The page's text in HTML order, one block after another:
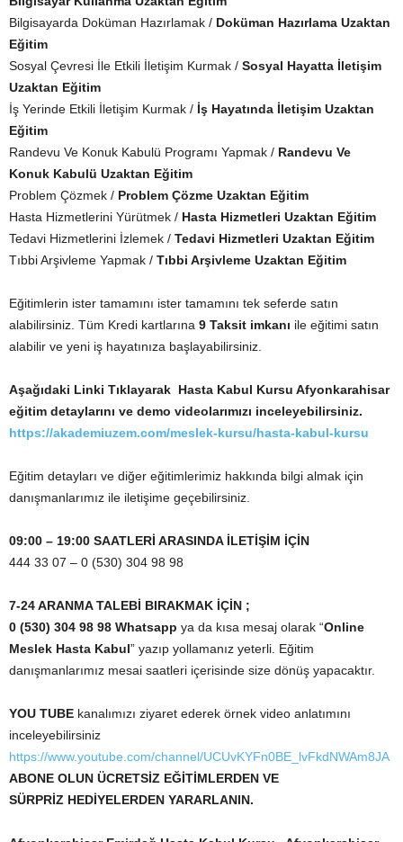
Bilgisayarda Doküman Hazırlamak / Doküman Hazırlama Uzaktan
Eğitim
Sosyal Çevresi İle Etkili İletişim Kurmak / Sosyal Hayatta İletişim
Uzaktan Eğitim
İş Yerinde Etkili İletişim Kurmak / İş Hayatında İletişim Uzaktan
Eğitim
Randevu Ve Konuk Kabulü Programı Yapmak / Randevu Ve
Konuk Kabulü Uzaktan Eğitim
Problem Çözmek / Problem Çözme Uzaktan Eğitim
Hasta Hizmetlerini Yürütmek / Hasta Hizmetleri Uzaktan Eğitim
Tedavi Hizmetlerini İzlemek / Tedavi Hizmetleri Uzaktan Eğitim
Tıbbi Arşivleme Yapmak / Tıbbi Arşivleme Uzaktan Eğitim
Eğitimlerin ister tamamını ister tamamını tek seferde satın
alabilirsiniz. Tüm Kredi kartlarına 9 Taksit imkanı ile eğitimi satın
alabilir ve yeni iş hayatınıza başlayabilirsiniz.
Aşağıdaki Linki Tıklayarak Hasta Kabul Kursu Afyonkarahisar
eğitim detaylarını ve demo videolarımızı inceleyebilirsiniz.
https://akademiuzem.com/meslek-kursu/hasta-kabul-kursu
Eğitim detayları ve diğer eğitimlerimiz hakkında bilgi almak için
danışmanlarımız ile iletişime geçebilirsiniz.
09:00 – 19:00 SAATLERİ ARASINDA İLETİŞİM İÇİN
444 33 07 – 0 (530) 304 98 98
7-24 ARANMA TALEBİ BIRAKMAK İÇİN ;
0 (530) 304 98 98 Whatsapp ya da kısa mesaj olarak “Online
Meslek Hasta Kabul” yazıp yollamanız yeterli. Eğitim
danışmanlarımız mesai saatleri içerisinde size dönüş yapacaktır.
YOU TUBE kanalımızı ziyaret ederek örnek video anlatımını
inceleyebilirsiniz
https://www.youtube.com/channel/UCUvKYFn0BE_lvFkdNWAm8JA
ABONE OLUN ÜCRETSİZ EĞİTİMLERDEN VE
SÜRPRİZ HEDİYELERDEN YARARLANIN.